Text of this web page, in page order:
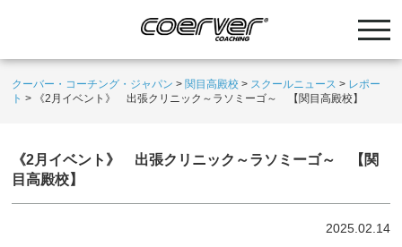
クーバー・コーチング・ジャパン > 関目高殿校 > スクールニュース > レポー
ト > 《2月イベント》 出張クリニック～ラソミーゴ～ 【関目高殿校】
《2月イベント》 出張クリニック～ラソミーゴ～ 【関
目高殿校】
2025.02.14